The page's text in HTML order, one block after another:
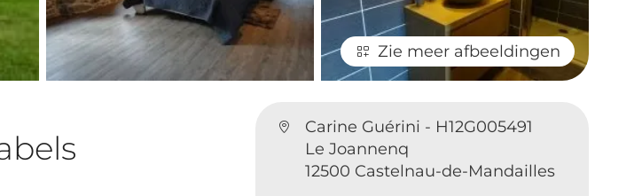
Zie meer afbeeldingen
Carine Guérini - H12G005491
Le Joannenq
12500 Castelnau-de-Mandailles